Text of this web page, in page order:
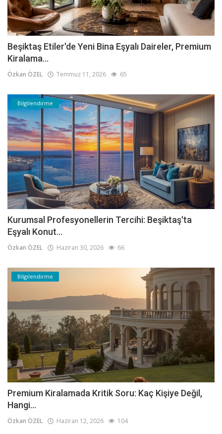
Beşiktaş Etiler'de Yeni Bina Eşyalı Daireler, Premium
Kiralama...
Özkan ÖZEL Temmuz 11, 2026 65
Bilgilendirme
Kurumsal Profesyonellerin Tercihi: Beşiktaş'ta
Eşyalı Konut...
Özkan ÖZEL Haziran 30, 2026 66
Bilgilendirme
Premium Kiralamada Kritik Soru: Kaç Kişiye Değil,
Hangi...
Özkan ÖZEL Haziran 12, 2026 104